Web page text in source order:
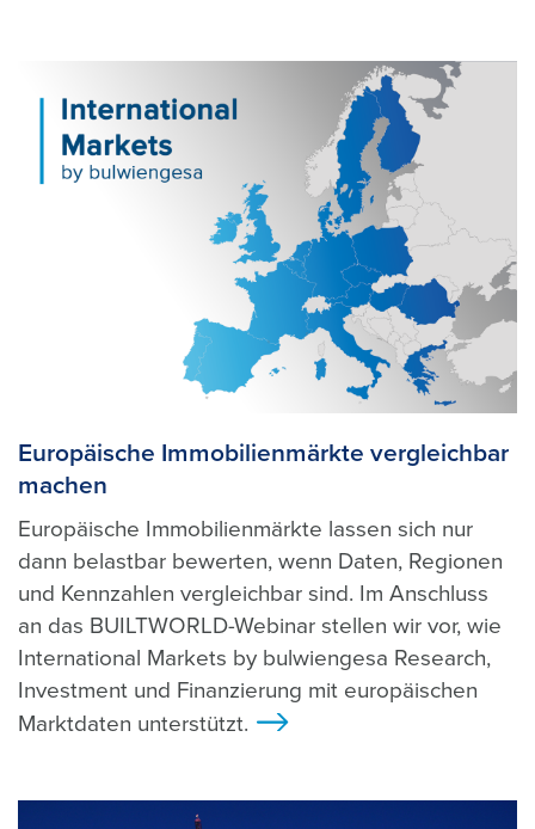
Europäische Immobilienmärkte vergleichbar
machen
Europäische Immobilienmärkte lassen sich nur
dann belastbar bewerten, wenn Daten, Regionen
und Kennzahlen vergleichbar sind. Im Anschluss
an das BUILTWORLD-Webinar stellen wir vor, wie
International Markets by bulwiengesa Research,
Investment und Finanzierung mit europäischen
Marktdaten unterstützt.